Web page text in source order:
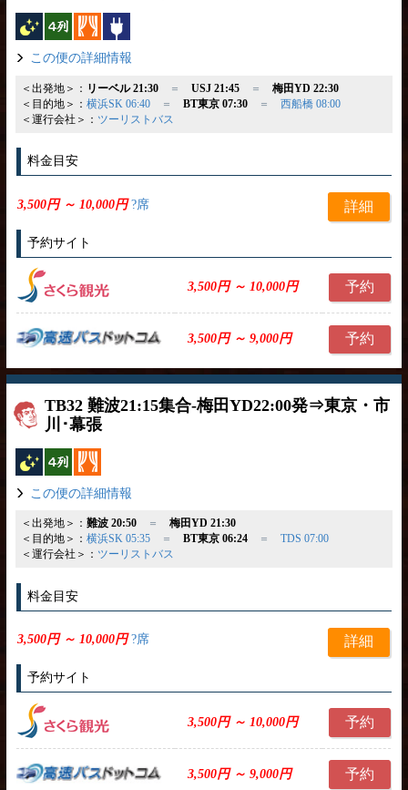
夜行バス
横4列 カーテン
この便の詳細情報
＜出発地＞： リーベル 21:30＝ USJ 21:45＝ 梅田YD 22:30
＜目的地＞： 横浜SK 06:40＝ BT東京 07:30＝ 西船橋 08:00
＜運行会社＞： ツーリストバス
料金目安
3,500円 ～ 10,000円?席 詳細
予約サイト
3,500円 ～ 10,000円 予約
3,500円 ～ 9,000円 予約
TB32 難波21:15集合-梅田YD22:00発⇒東京・市
川･幕張
夜行バス
横4列
この便の詳細情報
＜出発地＞： 難波 20:50＝ 梅田YD 21:30
＜目的地＞： 横浜SK 05:35＝ BT東京 06:24＝ TDS 07:00
＜運行会社＞： ツーリストバス
料金目安
3,500円 ～ 10,000円?席 詳細
予約サイト
3,500円 ～ 10,000円 予約
3,500円 ～ 9,000円 予約